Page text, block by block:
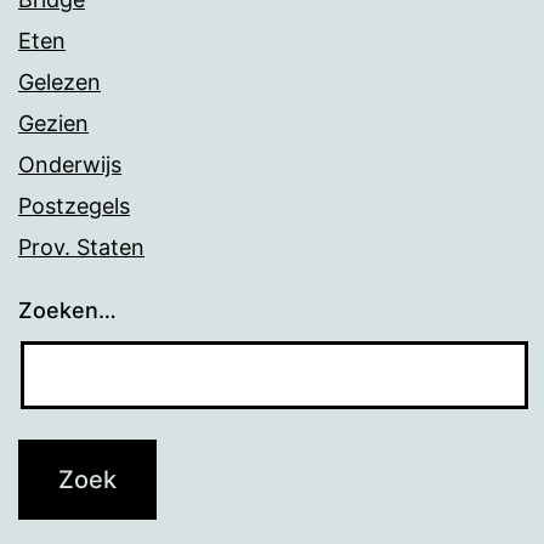
Eten
Gelezen
Gezien
Onderwijs
Postzegels
Prov. Staten
Zoeken…